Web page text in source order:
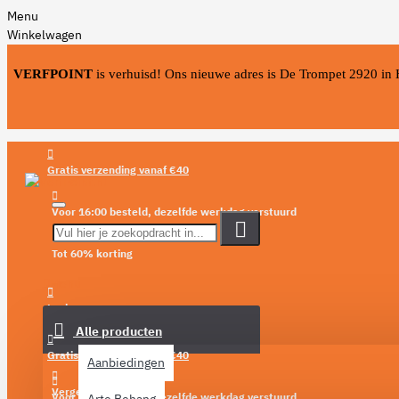
Menu
Winkelwagen
VERFPOINT is verhuisd! Ons nieuwe adres is De Trompet 2920 in
Gratis verzending vanaf €40
Voor 16:00 besteld, dezelfde werkdag verstuurd
Tot 60% korting
Login
Verlanglijst
Vergelijken
Alle producten
Aanbiedingen
Gratis verzending vanaf €40